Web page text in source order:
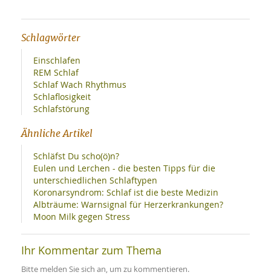
Schlagwörter
Einschlafen
REM Schlaf
Schlaf Wach Rhythmus
Schlaflosigkeit
Schlafstörung
Ähnliche Artikel
Schläfst Du scho(ö)n?
Eulen und Lerchen - die besten Tipps für die
unterschiedlichen Schlaftypen
Koronarsyndrom: Schlaf ist die beste Medizin
Albträume: Warnsignal für Herzerkrankungen?
Moon Milk gegen Stress
Ihr Kommentar zum Thema
Bitte melden Sie sich an, um zu kommentieren.